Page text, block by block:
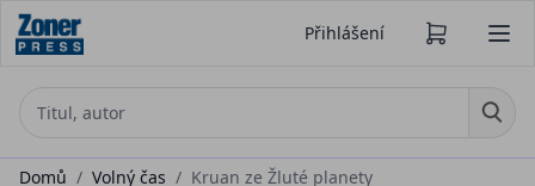
Přihlášení
Domů / Volný čas / Kruan ze Žluté planety